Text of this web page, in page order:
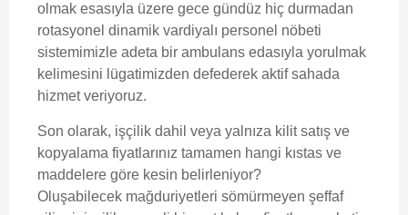
olmak esasıyla üzere gece gündüz hiç durmadan
rotasyonel dinamik vardiyalı personel nöbeti
sistemimizle adeta bir ambulans edasıyla yorulmak
kelimesini lügatimizden defederek aktif sahada
hizmet veriyoruz.
Son olarak, işçilik dahil veya yalnıza kilit satış ve
kopyalama fiyatlarınız tamamen hangi kıstas ve
maddelere göre kesin belirleniyor?
Oluşabilecek mağduriyetleri sömürmeyen şeffaf